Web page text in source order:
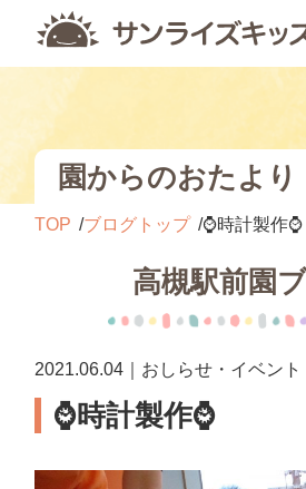
園からのおたより
TOP ブログトップ ⌚時計製作⌚
高槻駅前園
2021.06.04｜おしらせ・イベント
⌚時計製作⌚